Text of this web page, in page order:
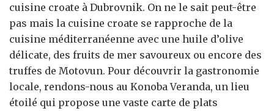
cuisine croate à Dubrovnik. On ne le sait peut-être
pas mais la cuisine croate se rapproche de la
cuisine méditerranéenne avec une huile d’olive
délicate, des fruits de mer savoureux ou encore des
truffes de Motovun. Pour découvrir la gastronomie
locale, rendons-nous au Konoba Veranda, un lieu
étoilé qui propose une vaste carte de plats